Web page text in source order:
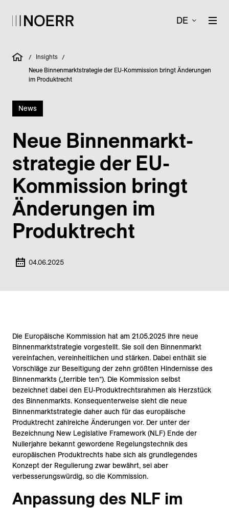
DE
/ Insights /
Neue Binnenmarktstrategie der EU-Kommission bringt Änderungen
im Produktrecht
News
Neue Binnen­markt­
strategie der EU-
Kommission bringt
Änderungen im
Produkt­recht
04.06.2025
Die Europäische Kommission hat am 21.05.2025 ihre neue
Binnenmarktstrategie vorgestellt. Sie soll den Binnenmarkt
vereinfachen, vereinheitlichen und stärken. Dabei enthält sie
Vorschläge zur Beseitigung der zehn größten Hindernisse des
Binnenmarkts („terrible ten“). Die Kommission selbst
bezeichnet dabei den EU-Produktrechtsrahmen als Herzstück
des Binnenmarkts. Konsequenterweise sieht die neue
Binnenmarktstrategie daher auch für das europäische
Produktrecht zahlreiche Änderungen vor. Der unter der
Bezeichnung New Legislative Framework (NLF) Ende der
Nullerjahre bekannt gewordene Regelungstechnik des
europäischen Produktrechts habe sich als grundlegendes
Konzept der Regulierung zwar bewährt, sei aber
verbesserungswürdig, so die Kommission.
Anpassung des NLF im